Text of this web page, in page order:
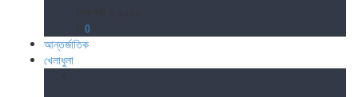
0
আন্তর্জাতিক
খেলাধুলা